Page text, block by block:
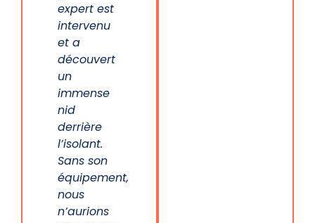
expert est
intervenu
et a
découvert
un
immense
nid
derrière
l’isolant.
Sans son
équipement,
nous
n’aurions